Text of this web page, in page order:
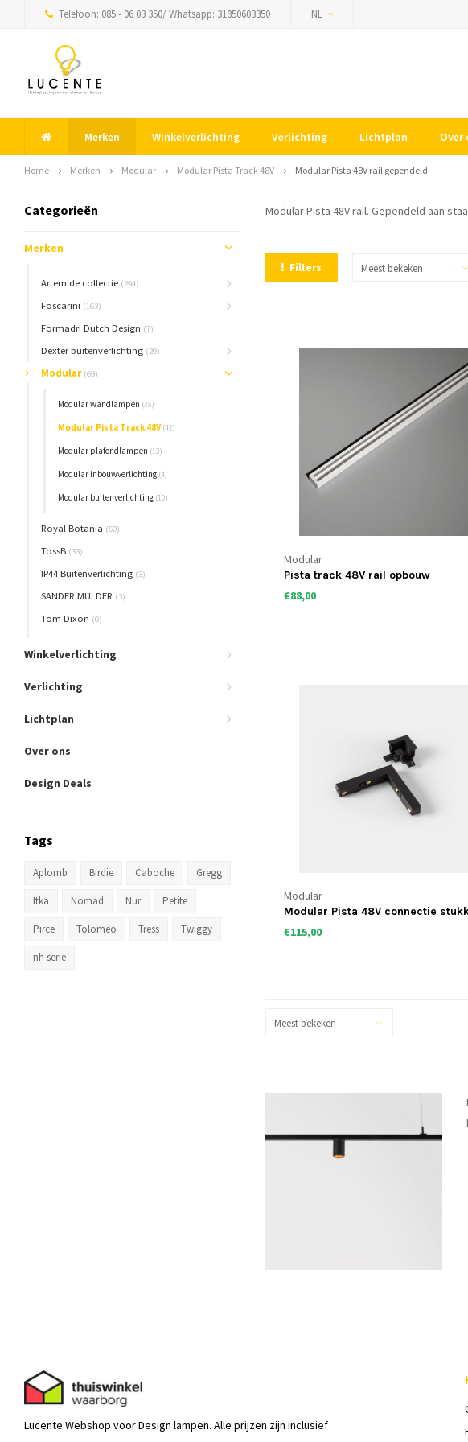
Telefoon: 085 - 06 03 350/ Whatsapp: 31850603350 NL
Merken Winkelverlichting Verlichting Lichtplan Over
Home Merken Modular Modular Pista Track 48V Modular Pista 48V rail gependeld
Categorieën
Merken
Artemide collectie (294)
Foscarini (163)
Formadri Dutch Design (7)
Dexter buitenverlichting (29)
Modular (69)
Modular wandlampen (35)
Modular Pista Track 48V(42)
Modular plafondlampen (13)
Modular inbouwverlichting (4)
Modular buitenverlichting (10)
Royal Botania (50)
TossB (33)
IP44 Buitenverlichting (3)
SANDER MULDER (3)
Tom Dixon (0)
Winkelverlichting
Verlichting
Lichtplan
Over ons
Design Deals
Tags
Aplomb Birdie Caboche Gregg
Itka Nomad Nur Petite
Pirce Tolomeo Tress Twiggy
nh serie
Modular Pista 48V rail. Gependeld aan
Filters Meest bekeken
Modular
Pista track 48V rail opbouw
€88,00
Modular
Modular Pista 48V connectie
€115,00
Meest bekeken
Lucente Webshop voor Design lampen. Alle prijzen zijn inclusief